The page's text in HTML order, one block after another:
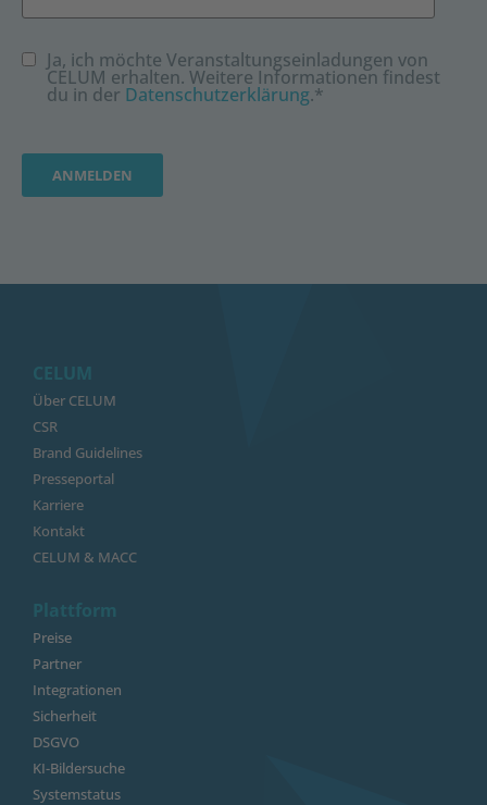
Ja, ich möchte Veranstaltungseinladungen von
CELUM erhalten. Weitere Informationen findest
du in der Datenschutzerklärung.*
CELUM
Über CELUM
CSR
Brand Guidelines
Presseportal
Karriere
Kontakt
CELUM & MACC
Plattform
Preise
Partner
Integrationen
Sicherheit
DSGVO
KI-Bildersuche
Systemstatus